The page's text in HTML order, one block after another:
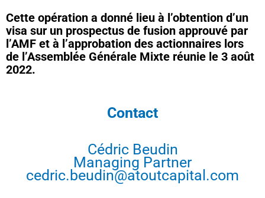
Cette opération a donné lieu à l’obtention d’un
visa sur un prospectus de fusion approuvé par
l’AMF et à l’approbation des actionnaires lors
de l’Assemblée Générale Mixte réunie le 3 août
2022.
Contact
Cédric Beudin
Managing Partner
cedric.beudin@atoutcapital.com